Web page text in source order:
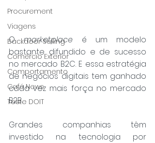
Procurement
Viagens
Backdoor Selling
Comércio Exterior
Comportamento
Café News
Teste DOIT
O marketplace é um modelo
bastante difundido e de sucesso
no mercado B2C. E essa estratégia
de negócios digitais tem ganhado
cada vez mais força no mercado
B2B.
Grandes companhias têm
investido na tecnologia por